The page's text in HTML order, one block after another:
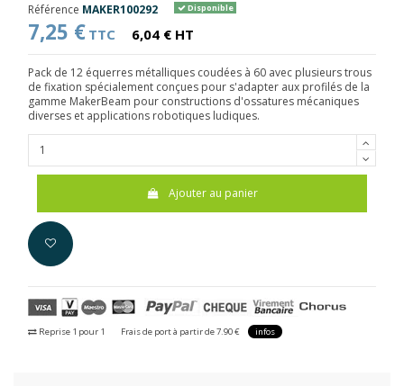
Référence MAKER100292 Disponible
7,25 € TTC 6,04 € HT
Pack de 12 équerres métalliques coudées à 60 avec plusieurs trous
de fixation spécialement conçues pour s'adapter aux profilés de la
gamme MakerBeam pour constructions d'ossatures mécaniques
diverses et applications robotiques ludiques.
Ajouter au panier
Reprise 1 pour 1 Frais de port à partir de 7.90 € infos